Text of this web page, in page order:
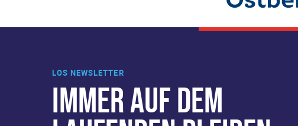
LOS NEWSLETTER
IMMER AUF DEM